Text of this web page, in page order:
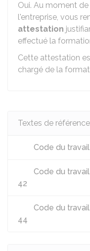
Oui. Au moment
l'entreprise, vous
attestation
effectué la
Cette attestation
chargé de la
Textes de référence
Code du
Code du
42
Code du
44